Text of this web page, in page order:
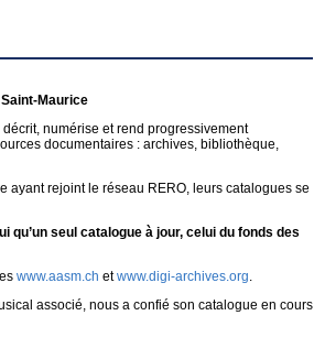
Maurice
décrit, numérise et rend progressivement
documentaires : archives, bibliothèque,
ayant rejoint le réseau RERO, leurs catalogues se
qu’un seul catalogue à jour, celui du fonds des
www.aasm.ch etwww.digi-archives.org.
associé, nous a confié son catalogue en cours